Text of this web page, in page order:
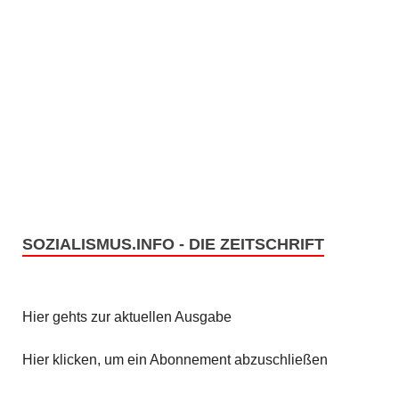
SOZIALISMUS.INFO - DIE ZEITSCHRIFT
Hier gehts zur aktuellen Ausgabe
Hier klicken, um ein Abonnement abzuschließen